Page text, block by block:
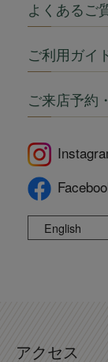
よくあるご
ご利用ガイ
ご来店予約
English
アクセス